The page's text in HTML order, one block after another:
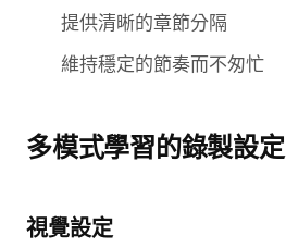
提供清晰的章節分隔
維持穩定的節奏而不匆忙
多模式學習的錄製設定
視覺設定